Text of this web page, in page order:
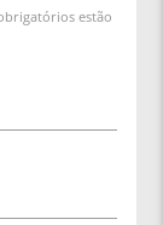
estão